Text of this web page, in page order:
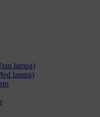
lampa)
lampa)